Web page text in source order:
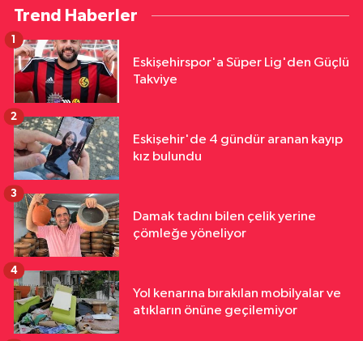
Trend Haberler
Eskişehirspor'a Süper Lig'den Güçlü
Takviye
1
Eskişehir'de 4 gündür aranan kayıp
kız bulundu
2
Damak tadını bilen çelik yerine
çömleğe yöneliyor
3
Yol kenarına bırakılan mobilyalar ve
atıkların önüne geçilemiyor
4